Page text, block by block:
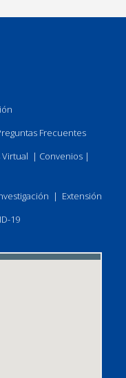
Frecuentes
Virtual | Convenios|
| Extensión
19